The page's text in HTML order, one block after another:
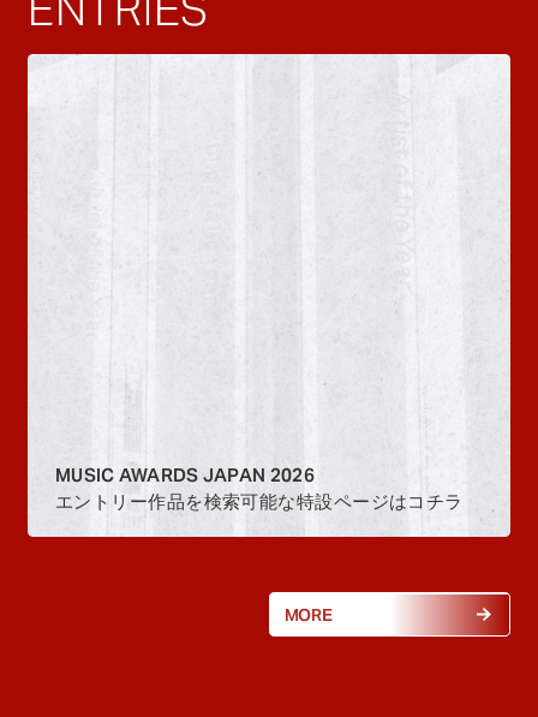
MUSIC AWARDS JAPAN 2026
エントリー作品を検索可能な特設ページはコチラ
MORE